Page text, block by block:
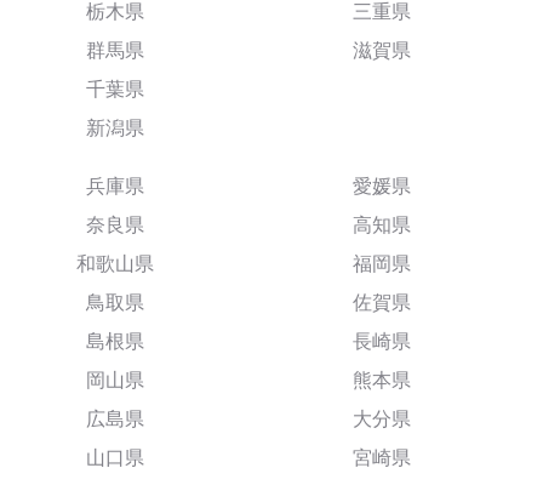
栃木県
群馬県
千葉県
新潟県
三重県
滋賀県
兵庫県
奈良県
和歌山県
鳥取県
島根県
岡山県
広島県
山口県
愛媛県
高知県
福岡県
佐賀県
長崎県
熊本県
大分県
宮崎県